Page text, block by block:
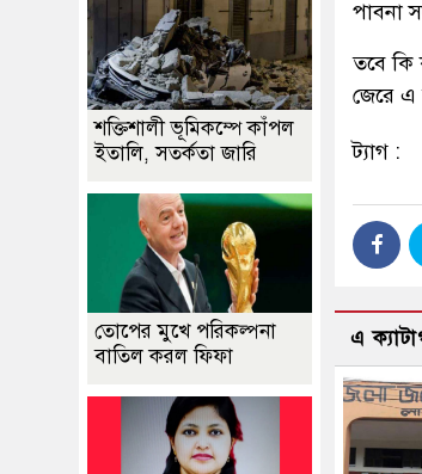
পাবনা
তবে কি
জেরে এ
ট্যাগ :
এ
শক্তিশালী ভূমিকম্পে কাঁপল
ইতালি, সতর্কতা জারি
তোপের মুখে পরিকল্পনা
বাতিল করল ফিফা